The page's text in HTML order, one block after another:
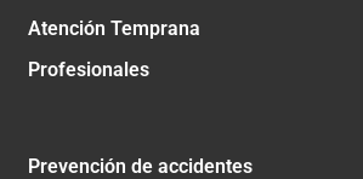
Atención Temprana
Profesionales
Prevención de accidentes